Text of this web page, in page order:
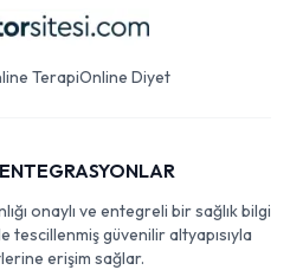
TerapiOnline Diyet
onaylı ve entegreli bir sağlık bilgi
tescillenmiş güvenilir altyapısıyla
erişim sağlar.